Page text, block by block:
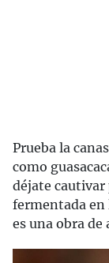
Prueba la
como
déjate cautivar
fermentada en
es una obra de